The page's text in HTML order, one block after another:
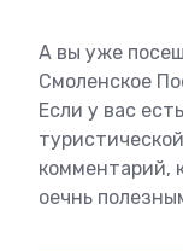
А вы уже
Смоленское
Если у вас
комментарий,
оечнь